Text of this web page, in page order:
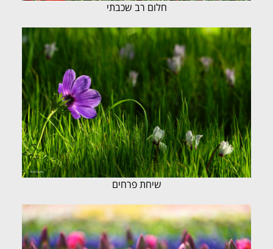
חלום רב שכבתי
שיחת פרחים